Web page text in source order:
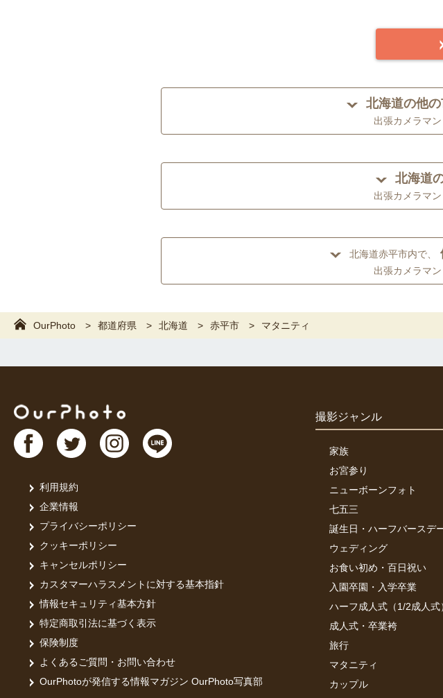
北海道の他
出張カメラマ
北海道
出張カメラマ
北海道赤平市内で、
出張カメラマ
OurPhoto 都道府県 北海道 赤平市 マタニティ
利用規約
企業情報
プライバシーポリシー
クッキーポリシー
キャンセルポリシー
カスタマーハラスメントに対する基本指針
情報セキュリティ基本方針
特定商取引法に基づく表示
保険制度
よくあるご質問・お問い合わせ
OurPhotoが発信する情報マガジン OurPhoto写真部
撮影ジャンル
家族
お宮参り
ニューボーンフォト
七五三
誕生日・ハーフバースデ
ウェディング
お食い初め・百日祝い
入園卒園・入学卒業
ハーフ成人式（1/2成人式
成人式・卒業袴
旅行
マタニティ
カップル